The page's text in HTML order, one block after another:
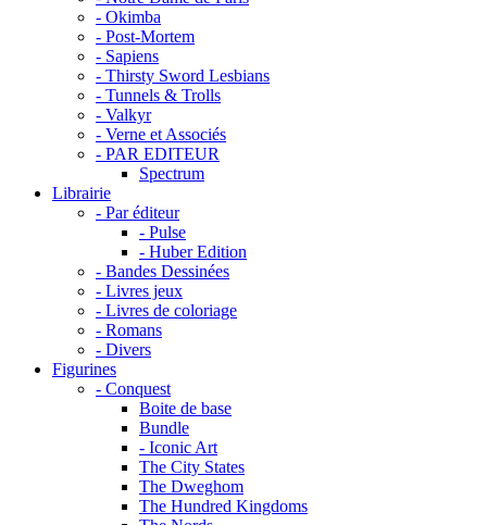
- Okimba
- Post-Mortem
- Sapiens
- Thirsty Sword Lesbians
- Tunnels & Trolls
- Valkyr
- Verne et Associés
- PAR EDITEUR
Spectrum
Librairie
- Par éditeur
- Pulse
- Huber Edition
- Bandes Dessinées
- Livres jeux
- Livres de coloriage
- Romans
- Divers
Figurines
- Conquest
Boite de base
Bundle
- Iconic Art
The City States
The Dweghom
The Hundred Kingdoms